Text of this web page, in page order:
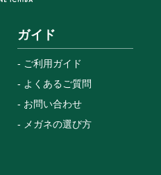
ガイド
ご利用ガイド
よくあるご質問
お問い合わせ
メガネの選び方